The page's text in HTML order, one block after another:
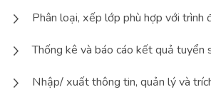
Phân loại, xếp lớp phù hợp với trình
Thống kê và báo cáo kết quả tuyển
Nhập/ xuất thông tin, quản lý và